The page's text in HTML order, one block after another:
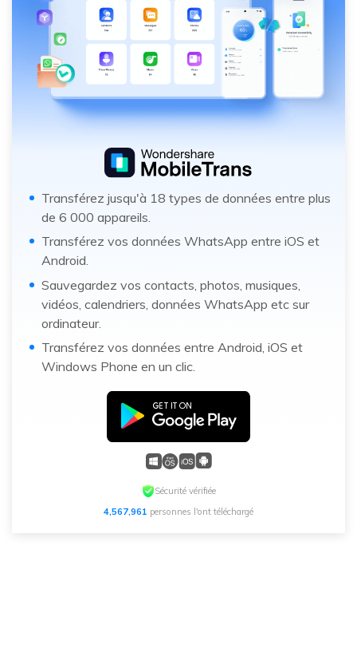
Transférez jusqu'à 18 types de données entre plus
de 6 000 appareils.
Transférez vos données WhatsApp entre iOS et
Android.
Sauvegardez vos contacts, photos, musiques,
vidéos, calendriers, données WhatsApp etc sur
ordinateur.
Transférez vos données entre Android, iOS et
Windows Phone en un clic.
Sécurité vérifiée
4,567,961 personnes l'ont téléchargé